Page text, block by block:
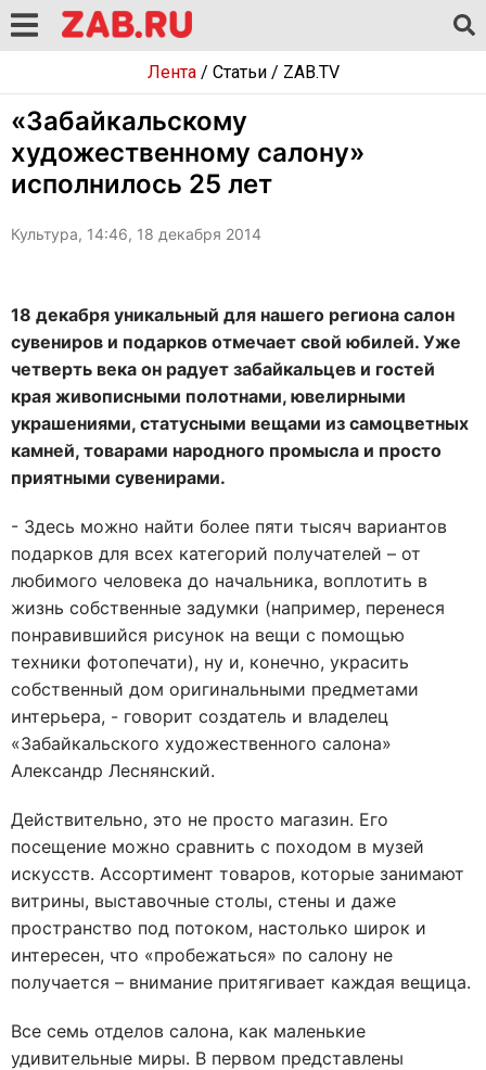
Лента/ Статьи/ ZAB.TV
«Забайкальскому
художественному салону»
исполнилось 25 лет
Культура, 14:46, 18 декабря 2014
18 декабря уникальный для нашего региона салон
сувениров и подарков отмечает свой юбилей. Уже
четверть века он радует забайкальцев и гостей
края живописными полотнами, ювелирными
украшениями, статусными вещами из самоцветных
камней, товарами народного промысла и просто
приятными сувенирами.
- Здесь можно найти более пяти тысяч вариантов
подарков для всех категорий получателей – от
любимого человека до начальника, воплотить в
жизнь собственные задумки (например, перенеся
понравившийся рисунок на вещи с помощью
техники фотопечати), ну и, конечно, украсить
собственный дом оригинальными предметами
интерьера, - говорит создатель и владелец
«Забайкальского художественного салона»
Александр Леснянский.
Действительно, это не просто магазин. Его
посещение можно сравнить с походом в музей
искусств. Ассортимент товаров, которые занимают
витрины, выставочные столы, стены и даже
пространство под потоком, настолько широк и
интересен, что «пробежаться» по салону не
получается – внимание притягивает каждая вещица.
Все семь отделов салона, как маленькие
удивительные миры. В первом представлены